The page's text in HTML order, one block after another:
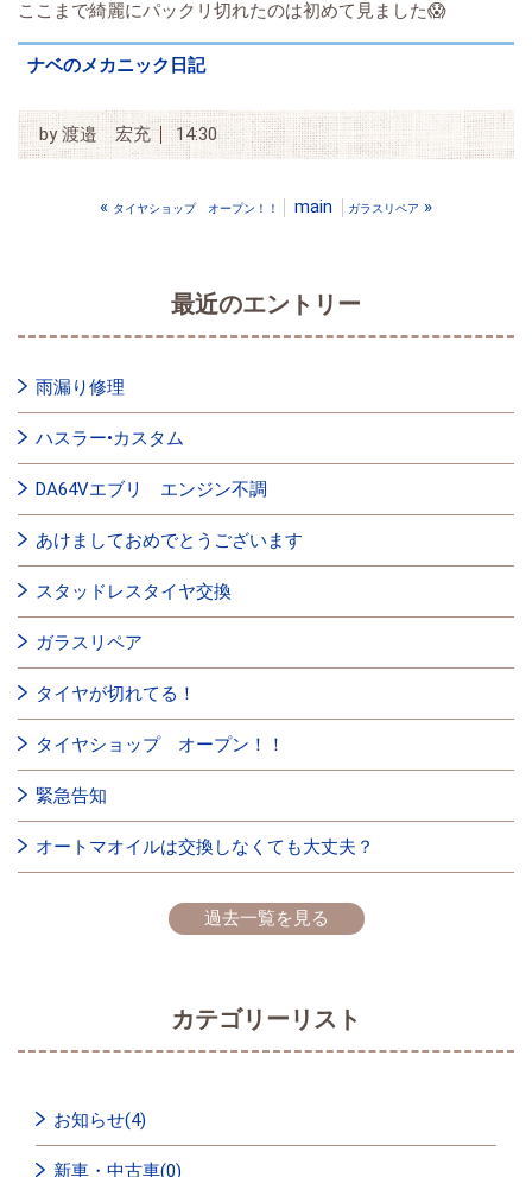
ここまで綺麗にパックリ切れたのは初めて見ました😱
ナベのメカニック日記
by渡邉 宏充 14:30
« タイヤショップ オープン！！ main ガラスリペア »
最近のエントリー
雨漏り修理
ハスラー•カスタム
DA64Vエブリ エンジン不調
あけましておめでとうございます
スタッドレスタイヤ交換
ガラスリペア
タイヤが切れてる！
タイヤショップ オープン！！
緊急告知
オートマオイルは交換しなくても大丈夫？
過去一覧を見る
カテゴリーリスト
お知らせ(4)
新車・中古車(0)